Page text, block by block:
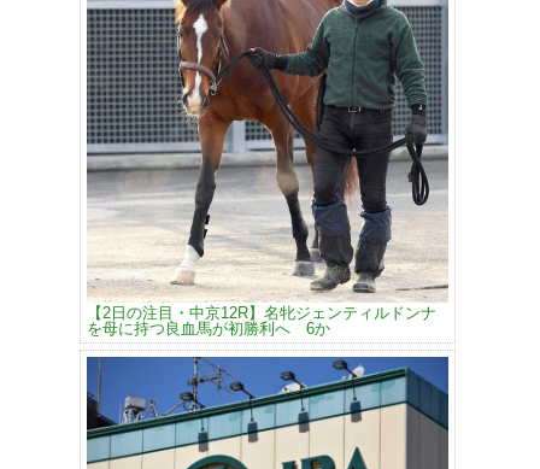
【2日の注目・中京12R】名牝ジェンティルドンナ
を母に持つ良血馬が初勝利へ 6か